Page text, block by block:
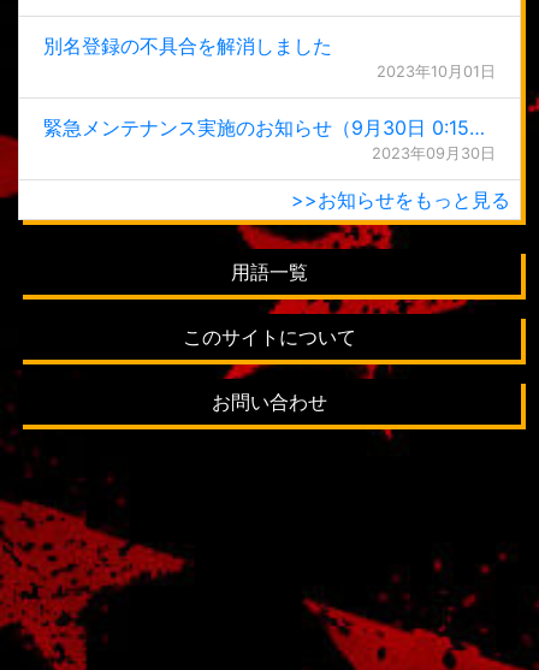
別名登録の不具合を解消しました
2023年10月01日
緊急メンテナンス実施のお知らせ（9月30日 0:15更新）
2023年09月30日
>>お知らせをもっと見る
用語一覧
このサイトについて
お問い合わせ